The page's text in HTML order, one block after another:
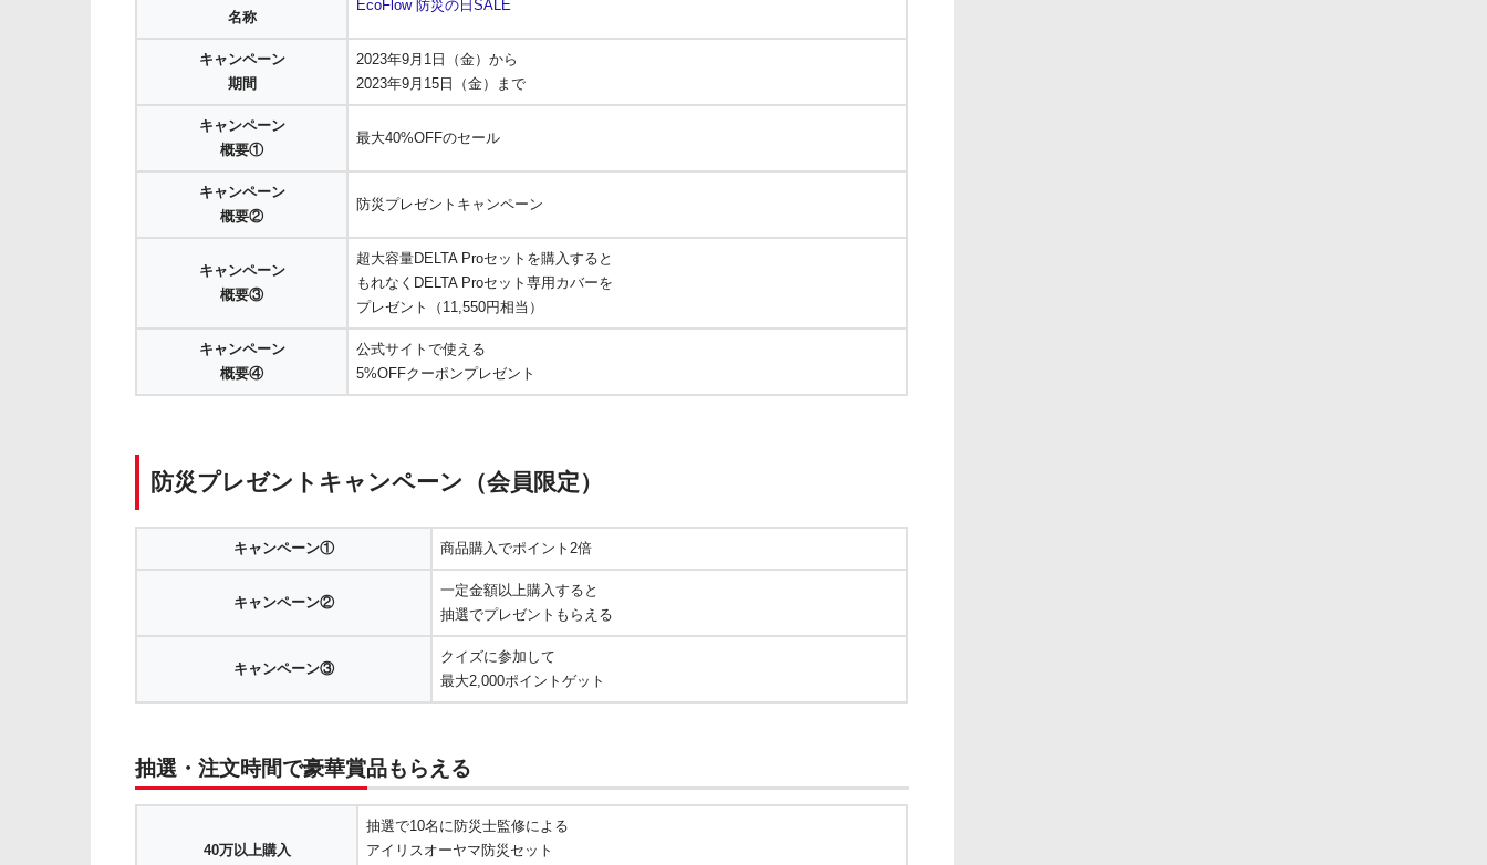
名称
EcoFlow 防災の日SALE
キャンペーン
期間
2023年9月1日（金）から
2023年9月15日（金）まで
キャンペーン
概要①
最大40%OFFのセール
キャンペーン
概要②
防災プレゼントキャンペーン
キャンペーン
概要③
超大容量DELTA Proセットを購入すると
もれなくDELTA Proセット専用カバーを
プレゼント（11,550円相当）
キャンペーン
概要④
公式サイトで使える
5%OFFクーポンプレゼント
防災プレゼントキャンペーン（会員限定）
キャンペーン① 商品購入でポイント2倍
キャンペーン②
一定金額以上購入すると
抽選でプレゼントもらえる
キャンペーン③
クイズに参加して
最大2,000ポイントゲット
抽選・注文時間で豪華賞品もらえる
40万以上購入
抽選で10名に防災士監修による
アイリスオーヤマ防災セット